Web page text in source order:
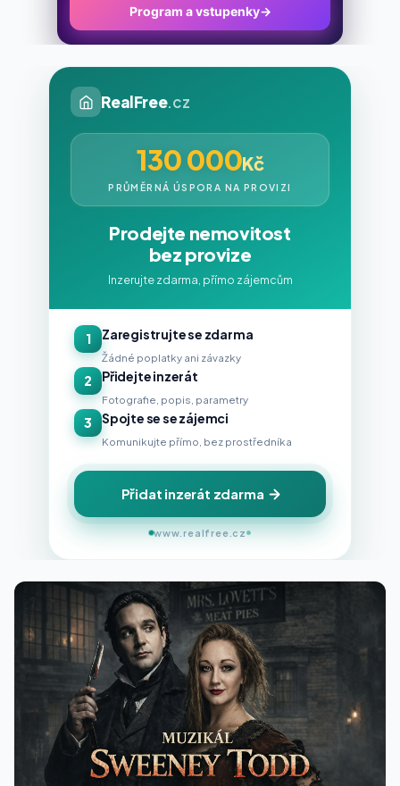
Program a vstupenky →
RealFree.cz
130 000Kč
PRŮMĚRNÁ ÚSPORA NA PROVIZI
Prodejte nemovitost
bez provize
Inzerujte zdarma, přímo zájemcům
1 Zaregistrujte se zdarma
Žádné poplatky ani závazky
2 Přidejte inzerát
Fotografie, popis, parametry
3 Spojte se se zájemci
Komunikujte přímo, bez prostředníka
Přidat inzerát zdarma
www.realfree.cz